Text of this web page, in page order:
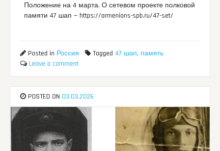
Положение на 4 марта. О сетевом проекте полковой
памяти 47 шап — https://armenians-spb.ru/47-set/
Posted in Россия Tagged47 шап, память
Leave a comment
POSTED ON 03.03.2026